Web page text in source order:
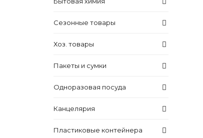
Сезонные товары
Хоз. товары
Пакеты и сумки
Одноразовая посуда
Канцелярия
Пластиковые контейнера